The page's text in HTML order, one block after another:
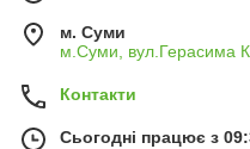
м. Суми
м.Суми, вул.Герасима
Контакти
Сьогодні працює з